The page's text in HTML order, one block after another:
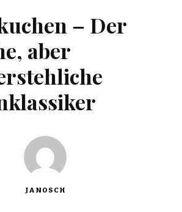
– Der
aber
JANOSCH